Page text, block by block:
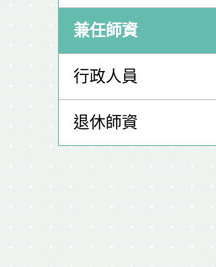
兼任師資
行政人員
退休師資